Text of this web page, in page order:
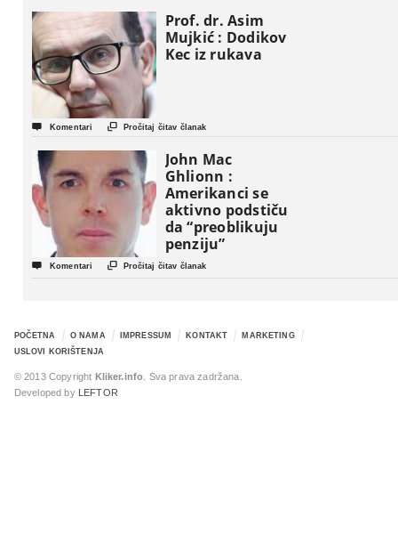
Prof. dr. Asim
Mujkić : Dodikov
Kec iz rukava
 Komentari  Pročitaj čitav članak
John Mac
Ghlionn :
Amerikanci se
aktivno podstiču
da “preoblikuju
penziju”
 Komentari  Pročitaj čitav članak
POČETNA O NAMA IMPRESSUM KONTAKT
MARKETING
USLOVI KORIŠTENJA
© 2013 Copyright Kliker.info . Sva prava zadržana.
Developed by
LEFTOR